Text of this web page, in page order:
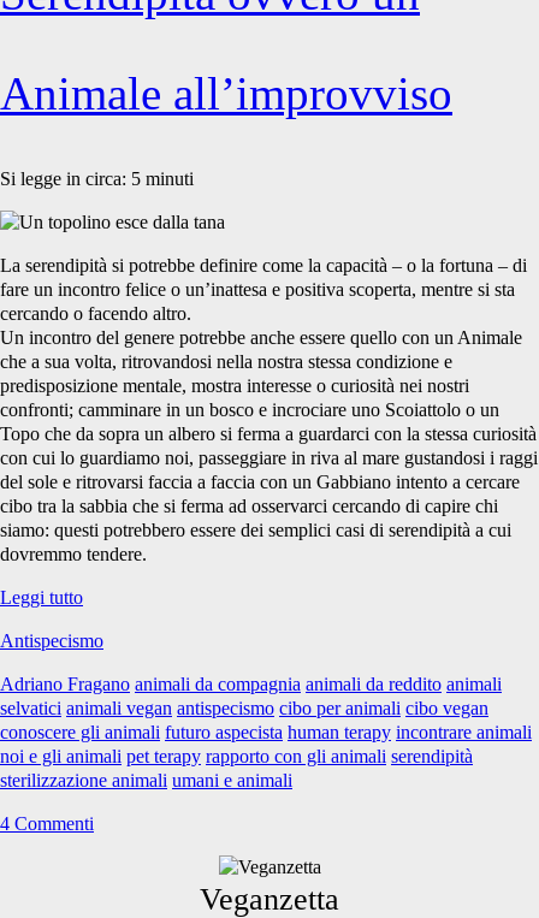
<span>noi
e
gli
animali</span>
Animale all’improvviso
Si legge in circa: 5 minuti
La serendipità si potrebbe definire come la capacità – o la fortuna – di
fare un incontro felice o un’inattesa e positiva scoperta, mentre si sta
cercando o facendo altro.
Un incontro del genere potrebbe anche essere quello con un Animale
che a sua volta, ritrovandosi nella nostra stessa condizione e
predisposizione mentale, mostra interesse o curiosità nei nostri
confronti; camminare in un bosco e incrociare uno Scoiattolo o un
Topo che da sopra un albero si ferma a guardarci con la stessa curiosità
con cui lo guardiamo noi, passeggiare in riva al mare gustandosi i raggi
del sole e ritrovarsi faccia a faccia con un Gabbiano intento a cercare
cibo tra la sabbia che si ferma ad osservarci cercando di capire chi
siamo: questi potrebbero essere dei semplici casi di serendipità a cui
dovremmo tendere.
Leggi tuttoSerendipità
un
all’improvviso
Antispecismo
Adriano Fragano animali da compagnia animali da reddito animali
selvatici animali vegan antispecismo cibo per animali cibo vegan
conoscere gli animali futuro aspecista human terapy incontrare animali
noi e gli animali pet terapy rapporto con gli animali serendipità
sterilizzazione animali umani e animali
4 Commenti
Veganzetta